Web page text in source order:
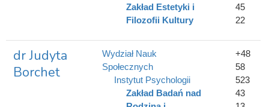
45
22
Zakład Estetyki i
Filozofii Kultury
dr Judyta
Borchet
+48
58
523
43
Wydział Nauk
Społecznych
Instytut Psychologii
Zakład Badań nad